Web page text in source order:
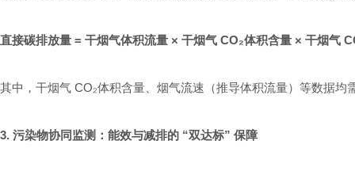
直接碳排放量 = 干烟气体积流量 × 干烟气 CO₂体积含量 × 干烟气
其中，干烟气 CO₂体积含量、烟气流速（推导体积流量）等数据均
3. 污染物协同监测：能效与减排的 “双达标” 保障